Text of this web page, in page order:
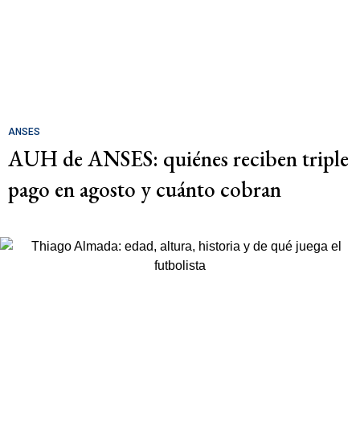
ANSES
AUH de ANSES: quiénes reciben triple
pago en agosto y cuánto cobran